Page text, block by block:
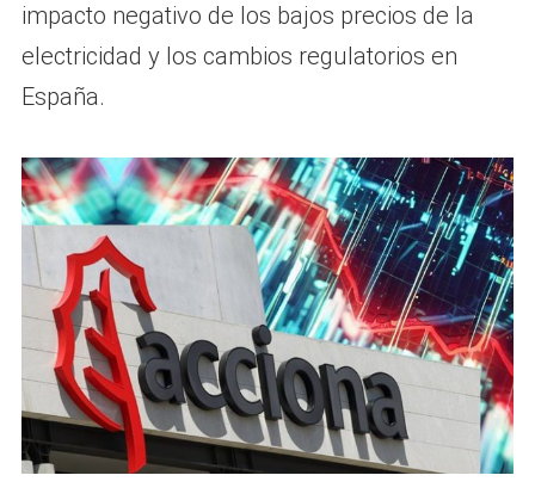
impacto negativo de los bajos precios de la
electricidad y los cambios regulatorios en
España.